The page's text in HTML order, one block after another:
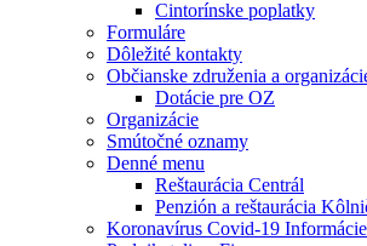
Cintorínske poplatky
Formuláre
Dôležité kontakty
Občianske združenia a
Dotácie pre OZ
Organizácie
Smútočné oznamy
Denné menu
Reštaurácia Centrál
Penzión a reštaurácia
Koronavírus Covid-19 Informácie